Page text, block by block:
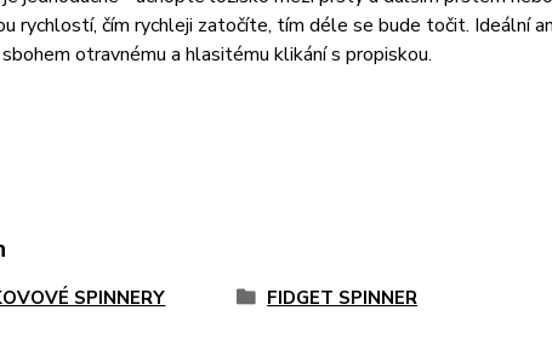
rychlostí, čím rychleji zatočíte, tím déle se bude točit. Ideální
otravnému a hlasitému klikání s propiskou.
SPINNERY FIDGET SPINNER